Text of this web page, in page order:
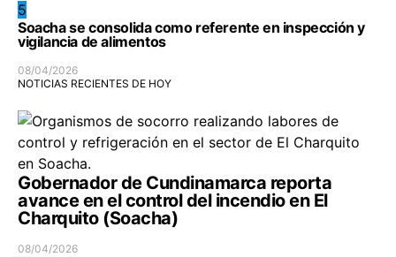
5
Soacha se consolida como referente en inspección y
vigilancia de alimentos
08/04/2026
NOTICIAS RECIENTES DE HOY
Gobernador de Cundinamarca reporta
avance en el control del incendio en El
Charquito (Soacha)
08/04/2026